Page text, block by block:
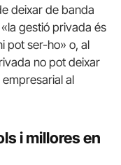
deixar de banda
gestió privada és
pot ser-ho» o, al
no pot deixar
empresarial al
i millores en